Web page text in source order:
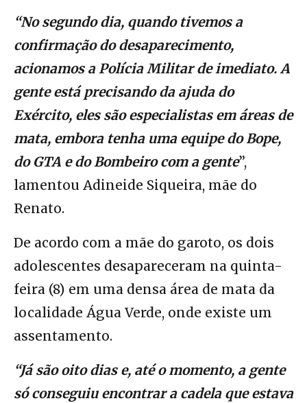
“No segundo dia, quando tivemos a
confirmação do desaparecimento,
acionamos a Polícia Militar de imediato. A
gente está precisando da ajuda do
Exército, eles são especialistas em áreas de
mata, embora tenha uma equipe do Bope,
do GTA e do Bombeiro com a gente”,
lamentou Adineide Siqueira, mãe do
Renato.
De acordo com a mãe do garoto, os dois
adolescentes desapareceram na quinta-
feira (8) em uma densa área de mata da
localidade Água Verde, onde existe um
assentamento.
“Já são oito dias e, até o momento, a gente
só conseguiu encontrar a cadela que estava